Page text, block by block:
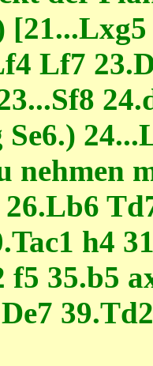
Lf7
nehmen
26.Lb6
h4
f5 35.b5